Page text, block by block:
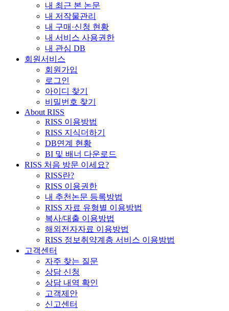
내 최근 본 논문
내 저작물관리
내 구매·신청 현황
내 서비스 사용권한
내 관심 DB
회원서비스
회원가입
로그인
아이디 찾기
비밀번호 찾기
About RISS
RISS 이용방법
RISS 지식더하기
DB연계 현황
BI 및 배너 다운로드
RISS 처음 방문 이세요?
RISS란?
RISS 이용권한
내 추천논문 등록방법
RISS 자료 유형별 이용방법
복사/대출 이용방법
해외전자자료 이용방법
RISS 정보취약계층 서비스 이용방법
고객센터
자주 찾는 질문
상담 신청
상담 내역 확인
고객제안
신고센터